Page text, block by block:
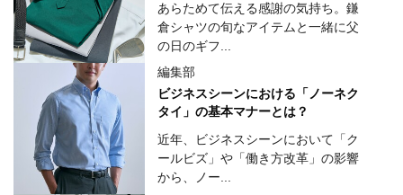
あらためて伝える感謝の気持ち。鎌
倉シャツの旬なアイテムと一緒に父
の日のギフ...
編集部
ビジネスシーンにおける「ノーネク
タイ」の基本マナーとは？
近年、ビジネスシーンにおいて「ク
ールビズ」や「働き方改革」の影響
から、ノー...